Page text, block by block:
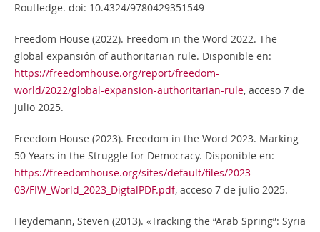
Routledge. doi: 10.4324/9780429351549
Freedom House (2022). Freedom in the Word 2022. The
global expansión of authoritarian rule. Disponible en:
https://freedomhouse.org/report/freedom-
world/2022/global-expansion-authoritarian-rule, acceso 7 de
julio 2025.
Freedom House (2023). Freedom in the Word 2023. Marking
50 Years in the Struggle for Democracy. Disponible en:
https://freedomhouse.org/sites/default/files/2023-
03/FIW_World_2023_DigtalPDF.pdf, acceso 7 de julio 2025.
Heydemann, Steven (2013). «Tracking the “Arab Spring”: Syria